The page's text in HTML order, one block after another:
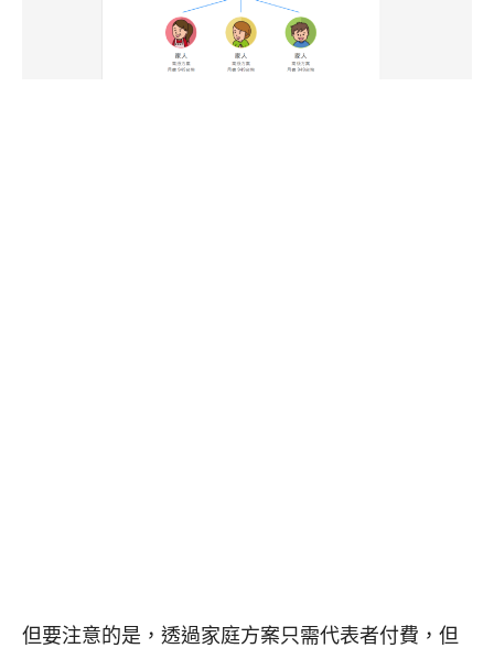
但要注意的是，透過家庭方案只需代表者付費，但